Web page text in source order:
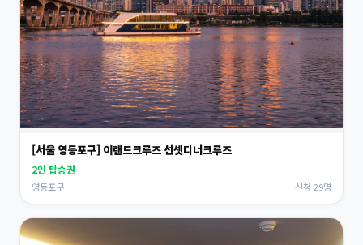
[서울 영등포구] 이랜드크루즈 선셋디너크루즈
2인 탑승권
영등포구 신청 29명